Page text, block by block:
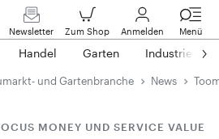
Newsletter Zum Shop Anmelden Menü
Handel Garten Industrie
und Gartenbranche News
MONEY UND SERVICE VALUE